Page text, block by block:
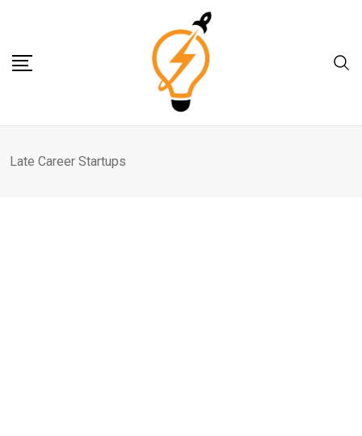
content
Late Career Startups